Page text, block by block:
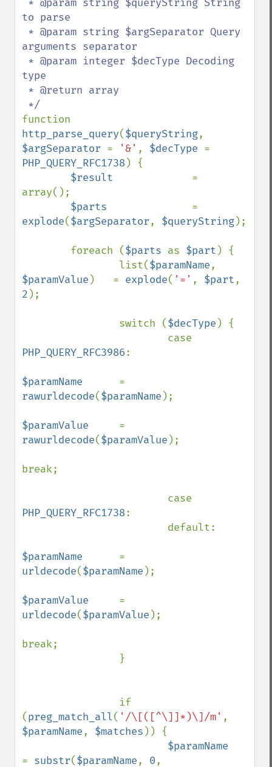
to parse
arguments separator
type
http_parse_query($queryString
$argSeparator = '&' , $decType
PHP_QUERY_RFC1738) {
$result =
array();
$parts
explode($argSeparator, $queryString);
        foreach (
$parts as $part ) {
                list(
$paramName
$paramValue )   = explode( '=' , $part
2 );
                switch (
$decType ) {
PHP_QUERY_RFC3986:
$paramName
rawurldecode($paramName );
$paramValue
rawurldecode($paramValue );
break;
PHP_QUERY_RFC1738:
$paramName
urldecode($paramName );
$paramValue
urldecode($paramValue );
break;
(preg_match_all( '/\[([^\]]*)\]/m'
$paramName, $matches )) {
= substr($paramName, 0